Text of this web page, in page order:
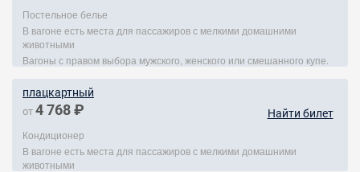
Постельное белье
В вагоне есть места для пассажиров с мелкими домашними
животными
Вагоны с правом выбора мужского, женского или смешанного купе.
плацкартный
от 4 768 ₽ Найти билет
Кондиционер
В вагоне есть места для пассажиров с мелкими домашними
животными